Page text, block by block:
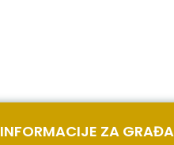
INFORMACIJE ZA